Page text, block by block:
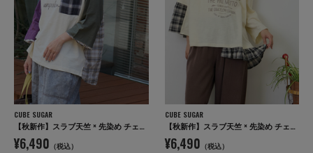
CUBE SUGAR
【秋新作】スラブ天竺 × 先染め チェック ポケ付 リメイク風 プルオーバー Tシャツ
¥6,490 （税込）
CUBE SUGAR
【秋新作】スラブ天竺 × 先染め チェック 裾フリル リメイク風 プルオーバー Tシャツ
¥6,490 （税込）